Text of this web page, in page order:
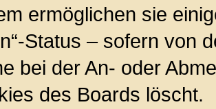
ermöglichen sie
Status – sofern von
bei der An- oder
des Boards löscht.